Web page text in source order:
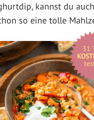
kannst du
so eine tolle
31